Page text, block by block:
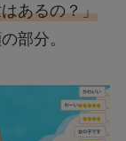
あるの？」
部分。